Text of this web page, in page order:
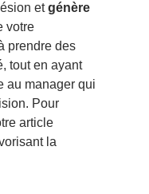
etgénère
votre
prendre des
tout en ayant
au manager qui
Pour
article
la